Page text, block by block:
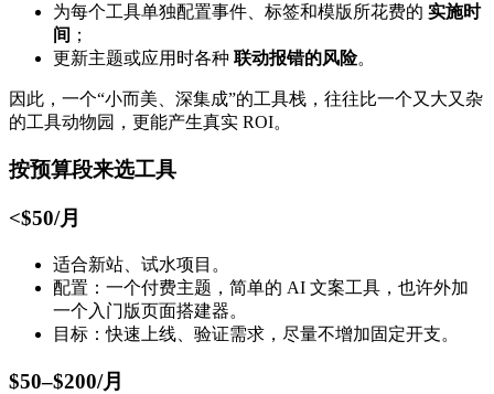
为每个工具单独配置事件、标签和模版所花费的 实施时
间 ；
更新主题或应用时各种 联动报错的风险。
因此，一个“小而美、深集成”的工具栈，往往比一个又大又杂
的工具动物园，更能产生真实 ROI。
按预算段来选工具
<$50/月
适合新站、试水项目。
配置：一个付费主题，简单的 AI 文案工具，也许外加
一个入门版页面搭建器。
目标：快速上线、验证需求，尽量不增加固定开支。
$50–$200/月